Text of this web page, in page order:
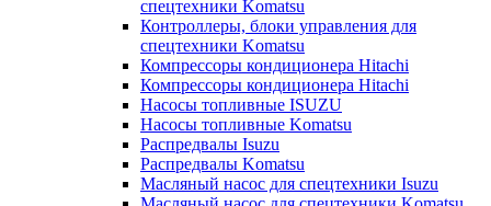
спецтехники Komatsu
Контроллеры, блоки управления для
спецтехники Komatsu
Компрессоры кондиционера Hitachi
Компрессоры кондиционера Hitachi
Насосы топливные ISUZU
Насосы топливные Komatsu
Распредвалы Isuzu
Распредвалы Komatsu
Масляный насос для спецтехники Isuzu